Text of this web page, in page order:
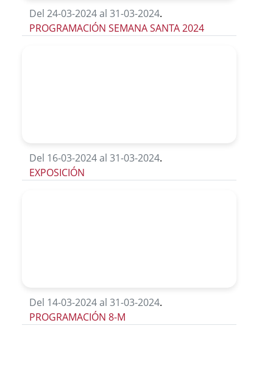
Del 24-03-2024 al 31-03-2024.
PROGRAMACIÓN SEMANA SANTA 2024
Del 16-03-2024 al 31-03-2024.
EXPOSICIÓN
Del 14-03-2024 al 31-03-2024.
PROGRAMACIÓN 8-M